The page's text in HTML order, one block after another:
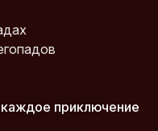
приключение